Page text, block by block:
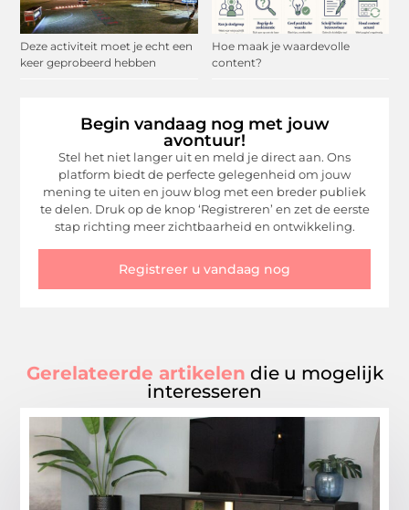
Deze activiteit moet je echt een
keer geprobeerd hebben
Hoe maak je waardevolle
content?
Begin vandaag nog met jouw
avontuur!
Stel het niet langer uit en meld je direct aan. Ons
platform biedt de perfecte gelegenheid om jouw
mening te uiten en jouw blog met een breder publiek
te delen. Druk op de knop ‘Registreren’ en zet de eerste
stap richting meer zichtbaarheid en ontwikkeling.
Registreer u vandaag nog
Gerelateerde artikelen die u mogelijk
interesseren